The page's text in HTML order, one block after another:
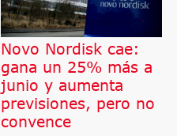
Novo Nordisk cae:
gana un 25% más a
junio y aumenta
previsiones, pero no
convence